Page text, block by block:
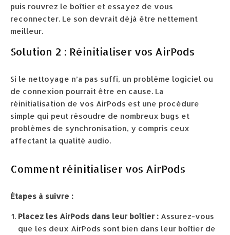
puis rouvrez le boîtier et essayez de vous
reconnecter. Le son devrait déjà être nettement
meilleur.
Solution 2 : Réinitialiser vos AirPods
Si le nettoyage n’a pas suffi, un problème logiciel ou
de connexion pourrait être en cause. La
réinitialisation de vos AirPods est une procédure
simple qui peut résoudre de nombreux bugs et
problèmes de synchronisation, y compris ceux
affectant la qualité audio.
Comment réinitialiser vos AirPods
Étapes à suivre :
Placez les AirPods dans leur boîtier : Assurez-vous
que les deux AirPods sont bien dans leur boîtier de